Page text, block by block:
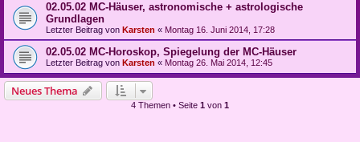
02.05.02 MC-Häuser, astronomische + astrologische
Grundlagen
Letzter Beitrag von Karsten « Montag 16. Juni 2014, 17:28
02.05.02 MC-Horoskop, Spiegelung der MC-Häuser
Letzter Beitrag von Karsten « Montag 26. Mai 2014, 12:45
Neues Thema
4 Themen • Seite 1 von 1